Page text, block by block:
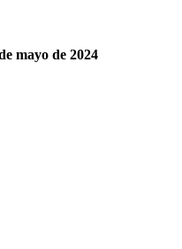
mayo de 2024